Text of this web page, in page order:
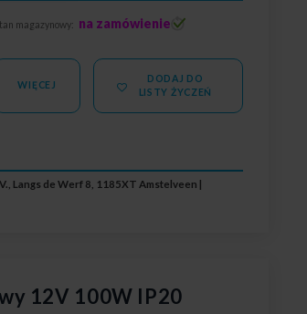
magazynowy: na zamówienie
WIĘCEJ
DODAJ DO
LISTY ŻYCZEŃ
Langs de Werf 8, 1185XT Amstelveen |
12V 100W IP20